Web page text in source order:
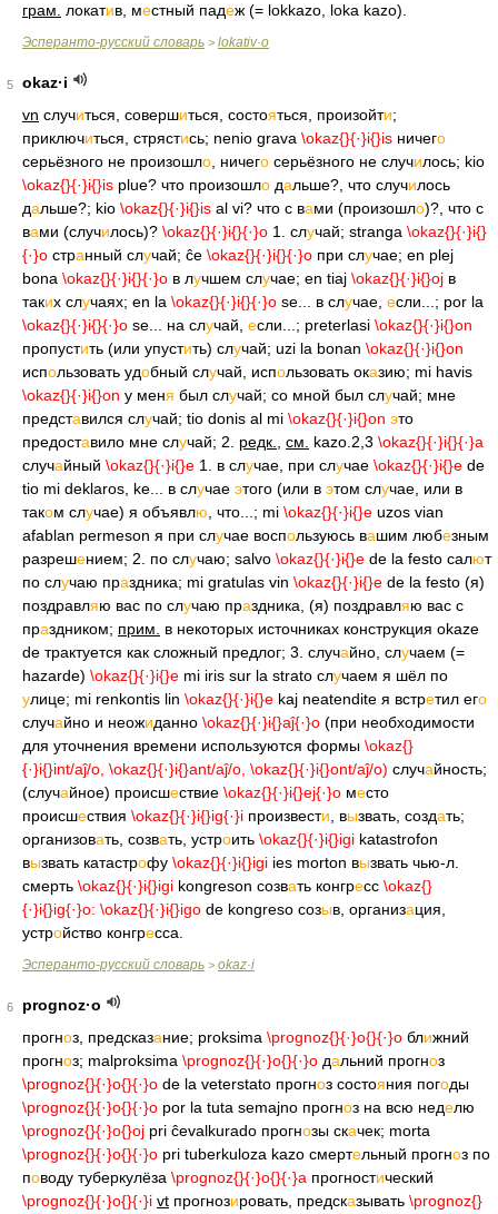
грам.
локатив, местный падеж (= lokkazo, loka kazo).
Эсперанто-русский словарь > lokativ·o
5
okaz·i
vn случиться, совершиться, состояться, произойти;
приключиться, стрястись; nenio grava \okaz{}{·}i{}is ничего
серьёзного не произошло , ничего серьёзного не случилось; kio
\okaz{}{·}i{}is plue? что произошло дальше?, что случилось
дальше?; kio \okaz{}{·}i{}is al vi? что с вами (произошло)?, что с
вами (случилось)? \okaz{}{·}i{}{·}o 1. случай; stranga \okaz{}{·}i{}
{·}o странный случай; ĉe \okaz{}{·}i{}{·}o при случае; en plej
bona \okaz{}{·}i{}{·}o в лучшем случае; en tiaj \okaz{}{·}i{}oj в
таких случаях; en la \okaz{}{·}i{}{·}o se... в случае, если...; por la
\okaz{}{·}i{}{·}o se... на случай, если...; preterlasi \okaz{}{·}i{}on
пропустить (или упустить) случай; uzi la bonan \okaz{}{·}i{}on
использовать удобный случай, использовать оказию; mi havis
\okaz{}{·}i{}on у меня был случай; со мной был случай; мне
представился случай; tio donis al mi \okaz{}{·}i{}on это
предоставило мне случай; 2. редк. см. kazo.2,3 \okaz{}{·}i{}{·}a
случайный \okaz{}{·}i{}e 1. в случае, при случае \okaz{}{·}i{}e de
tio mi deklaros, ke... в случае этого (или в этом случае, или в
таком случае) я объявлю , что...; mi \okaz{}{·}i{}e uzos vian
afablan permeson я при случае воспользуюсь вашим любезным
разрешением; 2. по случаю; salvo \okaz{}{·}i{}e de la festo салют
по случаю праздника; mi gratulas vin \okaz{}{·}i{}e de la festo (я)
поздравляю вас по случаю праздника, (я) поздравляю вас с
праздником; прим.
в некоторых источниках конструкция okaze
de трактуется как сложный предлог; 3. случайно, случаем (=
hazarde) \okaz{}{·}i{}e mi iris sur la strato случаем я шёл по
улице; mi renkontis lin \okaz{}{·}i{}e kaj neatendite я встретил его
случайно и неожиданно \okaz{}{·}i{}aĵ{·}o (при необходимости
для уточнения времени используются формы \okaz{}
{·}i{}int/aĵ/o, \okaz{}{·}i{}ant/aĵ/o, \okaz{}{·}i{}ont/aĵ/o) случайность;
(случайное) происшествие \okaz{}{·}i{}ej{·}o место
происшествия \okaz{}{·}i{}ig{·}i произвести , вызвать, создать;
организовать, созвать, устроить \okaz{}{·}i{}igi katastrofon
вызвать катастрофу \okaz{}{·}i{}igi ies morton вызвать чью-л.
смерть \okaz{}{·}i{}igi kongreson созвать конгресс \okaz{}
{·}i{}ig{·}o: \okaz{}{·}i{}igo de kongreso созыв, организация,
устройство конгресса.
Эсперанто-русский словарь > okaz·i
6
prognoz·o
прогноз, предсказание; proksima \prognoz{}{·}o{}{·}o ближний
прогноз; malproksima \prognoz{}{·}o{}{·}o дальний прогноз
\prognoz{}{·}o{}{·}o de la veterstato прогноз состояния погоды
\prognoz{}{·}o{}{·}o por la tuta semajno прогноз на всю неделю
\prognoz{}{·}o{}oj pri ĉevalkurado прогнозы скачек; morta
\prognoz{}{·}o{}{·}o pri tuberkuloza kazo смертельный прогноз по
поводу туберкулёза \prognoz{}{·}o{}{·}a прогностический
\prognoz{}{·}o{}{·}i vt прогнозировать, предсказывать \prognoz{}